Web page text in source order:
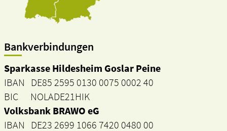
Bankverbindungen
Sparkasse Hildesheim Goslar Peine
IBAN DE85 2595 0130 0075 0002 40
BIC NOLADE21HIK
Volksbank BRAWO eG
IBAN DE23 2699 1066 7420 0480 00